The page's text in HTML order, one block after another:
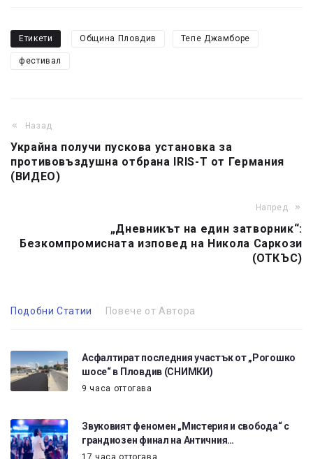
Етикети Община Пловдив Тепе Джамборе
фестивал
Назад
Украйна получи пускова установка за
противовъздушна отбрана IRIS-T от Германия
(ВИДЕО)
Напред
„Дневникът на един затворник“:
Безкомпромисната изповед на Никола Саркози
(ОТКЪС)
Подобни Статии Повече от Автора
Асфалтират последния участък от „Рогошко
шосе“ в Пловдив (СНИМКИ)
9 часа оттогава
Звуковият феномен „Мистерия и свобода“ с
грандиозен финал на Античния…
17 часа оттогава